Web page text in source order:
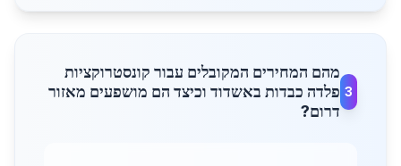
3
מהם המחירים המקובלים עבור קונסטרוקציות
פלדה כבדות באשדוד וכיצד הם מושפעים מאזור
דרום?